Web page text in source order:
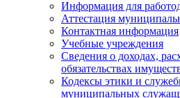
Информация для
Аттестация
Контактная информация
Учебные учреждения
Сведения о доходах,
обязательствах
Кодексы этики и
муниципальных